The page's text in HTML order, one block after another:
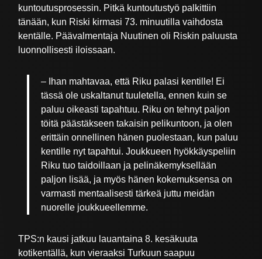
kuntoutusprosessin. Pitkä kuntoutustyö palkittiin
tänään, kun Riski kirmasi 73. minuutilla vaihdosta
kentälle. Päävalmentaja Nuutinen oli Riskin paluusta
luonnollisesti iloissaan.
– Ihan mahtavaa, että Riku palasi kentille! Ei
tässä ole uskaltanut tuuletella, ennen kuin se
paluu oikeasti tapahtuu. Riku on tehnyt paljon
töitä päästäkseen takaisin pelikuntoon, ja olen
erittäin onnellinen hänen puolestaan, kun paluu
kentille nyt tapahtui. Joukkueen hyökkäyspeliin
Riku tuo taidoillaan ja pelinäkemyksellään
paljon lisää, ja myös hänen kokemuksensa on
varmasti mentaalisesti tärkeä juttu meidän
nuorelle joukkueellemme.
TPS:n kausi jatkuu lauantaina 8. kesäkuuta
kotikentällä, kun vieraaksi Turkuun saapuu